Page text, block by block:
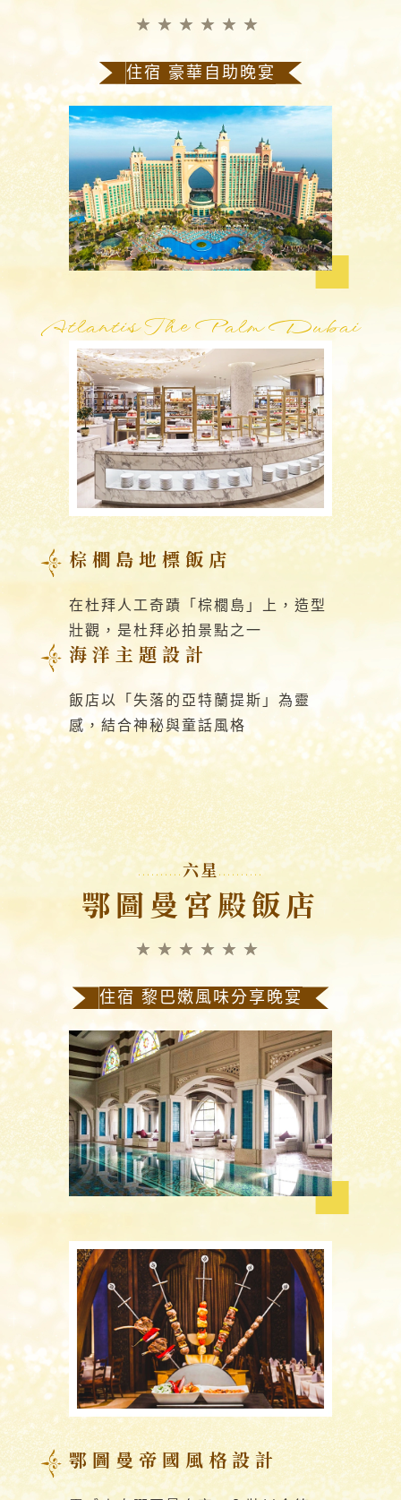
★★★★★★
住宿 豪華自助晚宴
Atlantis The Palm Dubai
棕櫚島地標飯店
在杜拜人工奇蹟「棕櫚島」上，造型
壯觀，是杜拜必拍景點之一
海洋主題設計
飯店以「失落的亞特蘭提斯」為靈
感，結合神秘與童話風格
鄂圖曼帝國風格設計
六星
鄂圖曼宮殿飯店
★★★★★★
住宿 黎巴嫩風味分享晚宴